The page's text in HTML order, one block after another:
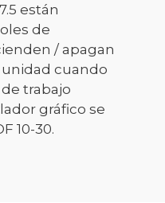
están
de
/ apagan
cuando
trabajo
gráfico se
10-30.